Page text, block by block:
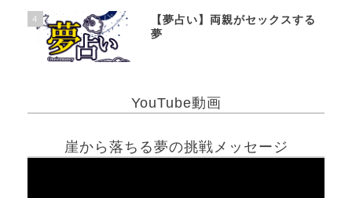
4
【夢占い】両親がセックスする
夢
YouTube動画
崖から落ちる夢の挑戦メッセージ